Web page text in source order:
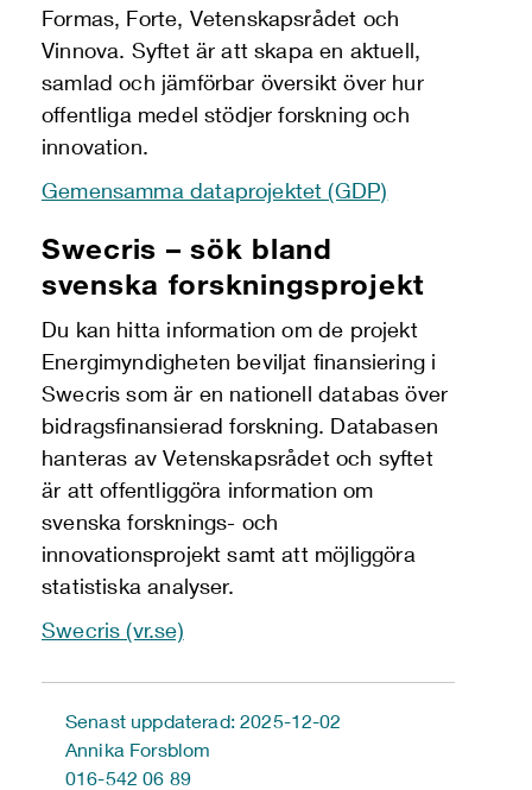
Formas, Forte, Vetenskapsrådet och
Vinnova. Syftet är att skapa en aktuell,
samlad och jämförbar översikt över hur
offentliga medel stödjer forskning och
innovation.
Gemensamma dataprojektet (GDP)
Swecris – sök bland
svenska forskningsprojekt
Du kan hitta information om de projekt
Energimyndigheten beviljat finansiering i
Swecris som är en nationell databas över
bidrags­finan­sierad forskning. Databasen
hanteras av Vetenskapsrådet och syftet
är att offentliggöra information om
svenska forsknings- och
innovationsprojekt samt att möjliggöra
statistiska analyser.
Swecris (vr.se)
Senast uppdaterad: 2025-12-02
Annika Forsblom
016-542 06 89